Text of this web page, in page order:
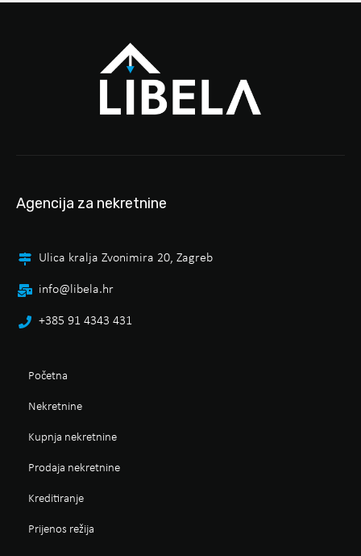
Agencija za nekretnine
Ulica kralja Zvonimira 20, Zagreb
info@libela.hr
+385 91 4343 431
Početna
Nekretnine
Kupnja nekretnine
Prodaja nekretnine
Kreditiranje
Prijenos režija